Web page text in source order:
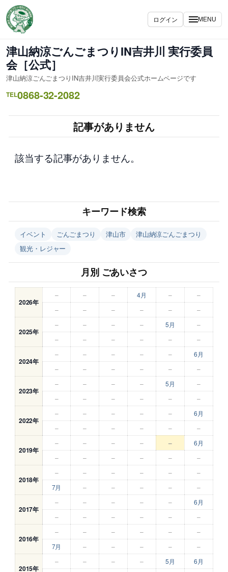
容
を
ス
キ
ッ
プ
ログイン MENU
津山納涼ごんごまつりIN吉井川 実行委員
会［公式］
津山納涼ごんごまつりIN吉井川実行委員会公式ホームページです
TEL0868-32-2082
記事がありません
該当する記事がありません。
キーワード検索
イベント ごんごまつり 津山市
津山納涼ごんごまつり
観光・レジャー
月別 ごあいさつ
2026年
– – – 4月 –
–
–
– – – – –
2025年
– – – – 5月
–
–
– – – – –
2024年
– – – – –
6月
–
– – – – –
2023年
– – – – 5月
–
–
– – – – –
2022年
– – – – –
6月
–
– – – – –
2019年
– – – – –
6月
–
– – – – –
2018年
– – – – –
–
7月
– – – – –
2017年
– – – – –
6月
–
– – – – –
2016年
– – – – –
–
7月
– – – – –
2015年
– – – – 5月
6月